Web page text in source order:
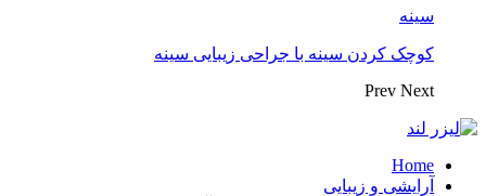
سینه
کوچک کردن سینه با جراحی زیبایی سینه
Prev Next
Home
آرایشی و زیبایی